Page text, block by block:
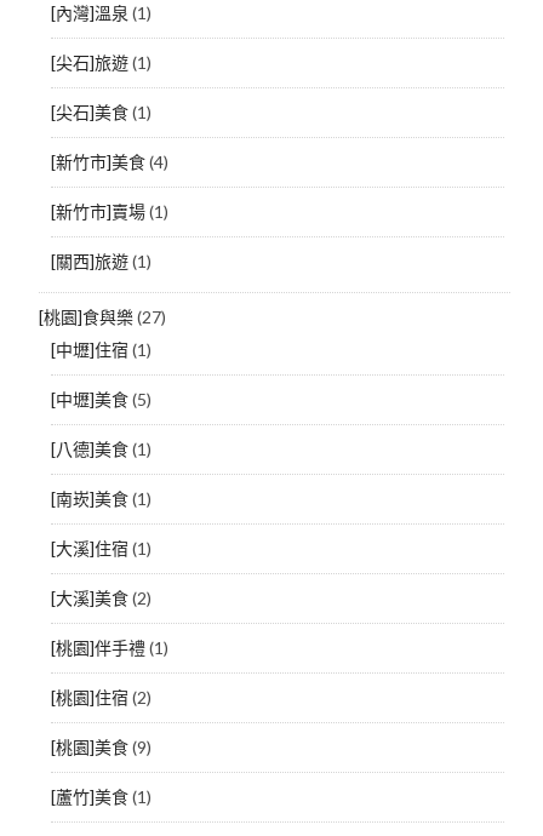
[內灣]溫泉 (1)
[尖石]旅遊(1)
[尖石]美食(1)
[新竹市]美食(4)
[新竹市]賣場(1)
[關西]旅遊(1)
[桃園]食與樂(27)
[中壢]住宿 (1)
[中壢]美食(5)
[八德]美食(1)
[南崁]美食(1)
[大溪]住宿 (1)
[大溪]美食(2)
[桃園]伴手禮(1)
[桃園]住宿 (2)
[桃園]美食(9)
[蘆竹]美食(1)